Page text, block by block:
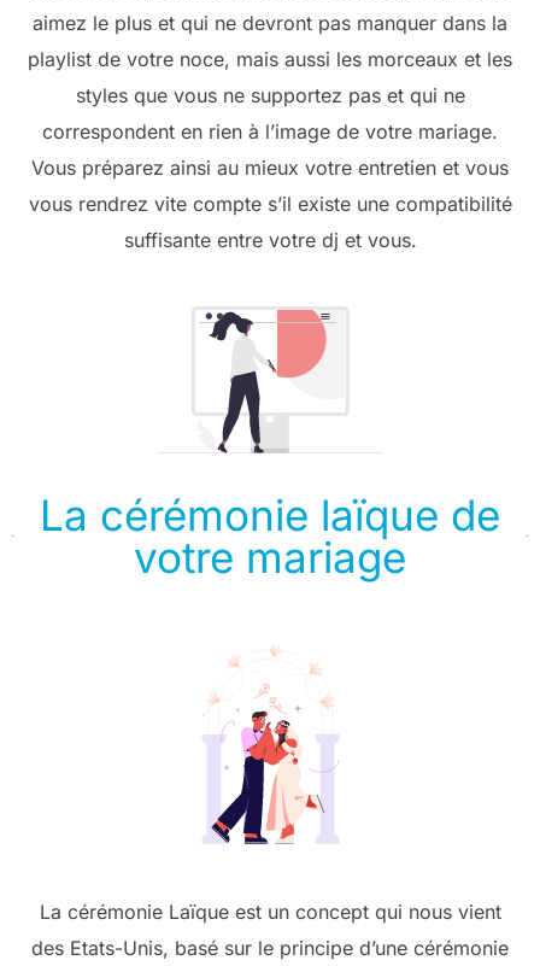
aimez le plus et qui ne devront pas manquer dans la
playlist de votre noce, mais aussi les morceaux et les
styles que vous ne supportez pas et qui ne
correspondent en rien à l’image de votre mariage.
Vous préparez ainsi au mieux votre entretien et vous
vous rendrez vite compte s’il existe une compatibilité
suffisante entre votre dj et vous.
La cérémonie laïque de
votre mariage
La cérémonie Laïque est un concept qui nous vient
des Etats-Unis, basé sur le principe d’une cérémonie